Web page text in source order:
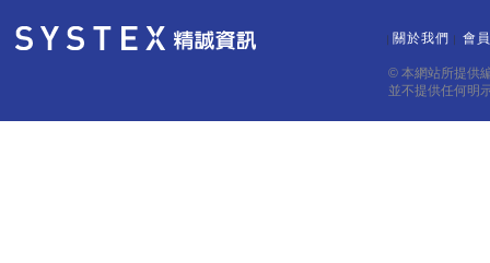
關於我們 會
© 本網站所提供
並不提供任何明